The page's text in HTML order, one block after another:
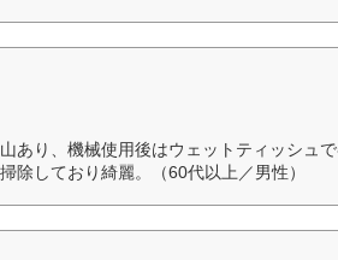
あり、機械使用後はウェットティッシュ
除しており綺麗。（60代以上／男性）